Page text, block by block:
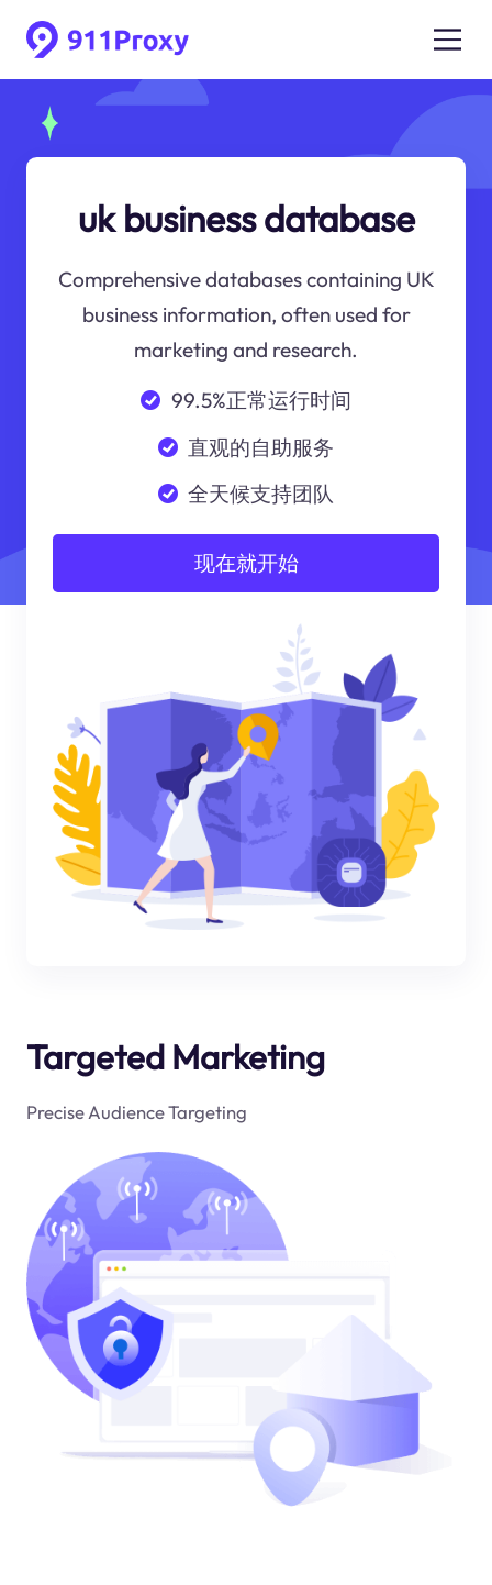
uk business database
Comprehensive databases containing UK
business information, often used for
marketing and research.
99.5%正常运行时间
直观的自助服务
全天候支持团队
现在就开始
Targeted Marketing
Precise Audience Targeting